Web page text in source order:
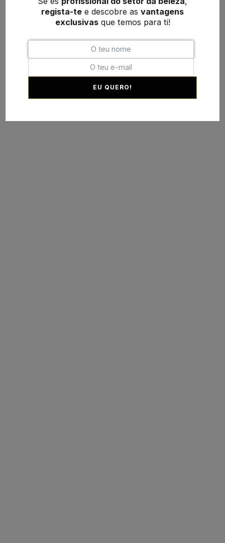
regista-te e descobre as vantagens
exclusivasque temos para ti!
EU QUERO!